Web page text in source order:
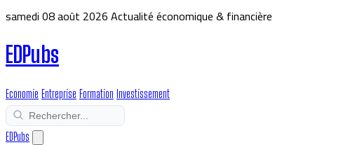
samedi 08 août 2026Actualité économique & financière
EDPubs
Economie Entreprise Formation Investissement
EDPubs